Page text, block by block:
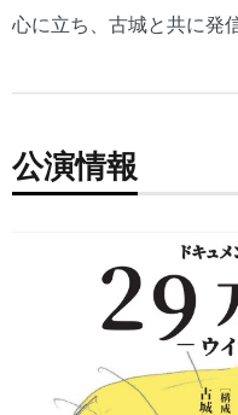
心に立ち、古城と共に発
公演情報